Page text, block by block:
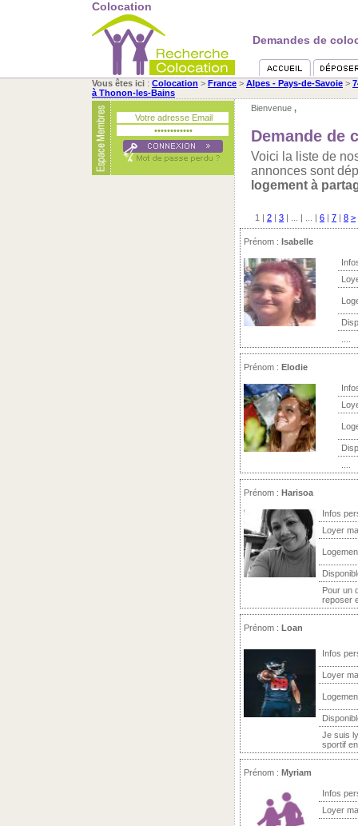
Colocation
Demandes de
Vous êtes ici : Colocation > France > Alpes - Pays-de-Savoie >
à Thonon-les-Bains
Bienvenue ,
Demande de
Voici la liste de
annonces sont
logement à
1 | 2 | 3 | ... | ... | 6 | 7 | 8 >
Prénom : Isabelle
Prénom : Elodie
Prénom : Harisoa
Infos
Loyer
Pour un
reposer
Prénom : Loan
Infos
Loyer
Je suis
sportif
Prénom : Myriam
Infos
Loyer